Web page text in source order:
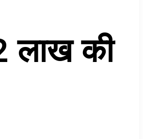
लाख की